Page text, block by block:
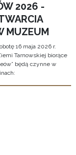
2026 -
MUZEUM
16 maja 2026 r.
Tarnowskiej biorące
będą czynne w